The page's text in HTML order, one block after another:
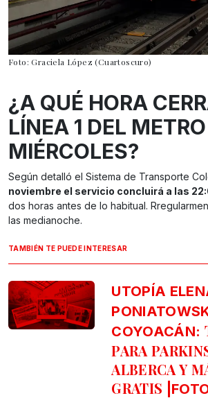
Foto: Graciela López (Cuartoscuro)
¿A QUÉ HORA
LÍNEA 1 DEL
MIÉRCOLES?
Según detalló el Sistema de Transporte
noviembre el servicio concluirá a las
dos horas antes de lo habitual.
las medianoche.
TAMBIÉN TE PUEDE INTERESAR
UTOPÍA
COYOACÁN:
PARA
ALBERCA Y
GRATIS